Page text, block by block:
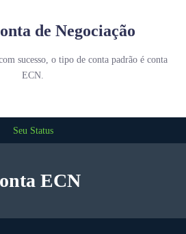
de Negociação
sucesso, o tipo de conta padrão é conta
ECN.
Seu Status
ECN